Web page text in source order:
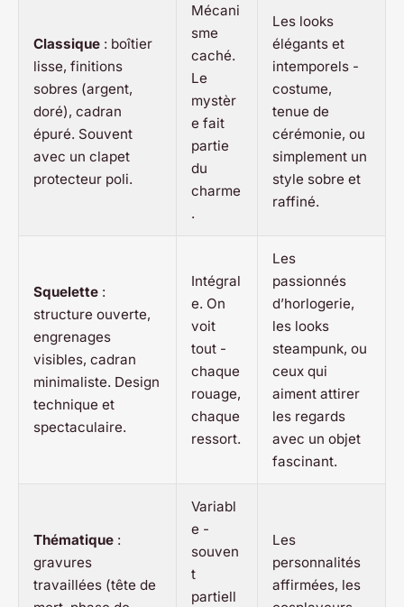
Classique : boîtier
lisse, finitions
sobres (argent,
doré), cadran
épuré. Souvent
avec un clapet
protecteur poli.
Mécani
sme
caché.
Le
mystèr
e fait
partie
du
charme
.
Les looks
élégants et
intemporels -
costume,
tenue de
cérémonie, ou
simplement un
style sobre et
raffiné.
Squelette :
structure ouverte,
engrenages
visibles, cadran
minimaliste. Design
technique et
spectaculaire.
Intégral
e. On
voit
tout -
chaque
rouage,
chaque
ressort.
Les
passionnés
d’horlogerie,
les looks
steampunk, ou
ceux qui
aiment attirer
les regards
avec un objet
fascinant.
Thématique :
gravures
travaillées (tête de
Variabl
e -
souven
t
partiell
Les
personnalités
affirmées, les